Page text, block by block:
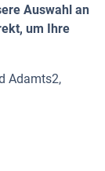
Auswahl an
um Ihre
Adamts2,